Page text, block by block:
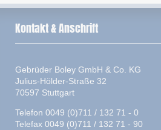
Kontakt & Anschrift
Gebrüder Boley GmbH & Co. KG
Julius-Hölder-Straße 32
70597 Stuttgart
Telefon 0049 (0)711 / 132 71 - 0
Telefax 0049 (0)711 / 132 71 - 90